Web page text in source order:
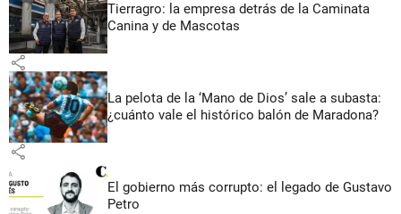
Tierragro: la empresa detrás de la Caminata
Canina y de Mascotas
share
La pelota de la ‘Mano de Dios’ sale a subasta:
¿cuánto vale el histórico balón de Maradona?
share
El gobierno más corrupto: el legado de Gustavo
Petro